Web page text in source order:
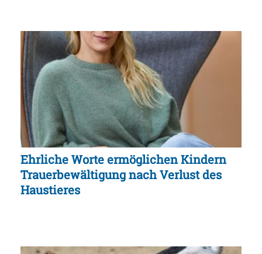
Ehrliche Worte ermöglichen Kindern
Trauerbewältigung nach Verlust des
Haustieres